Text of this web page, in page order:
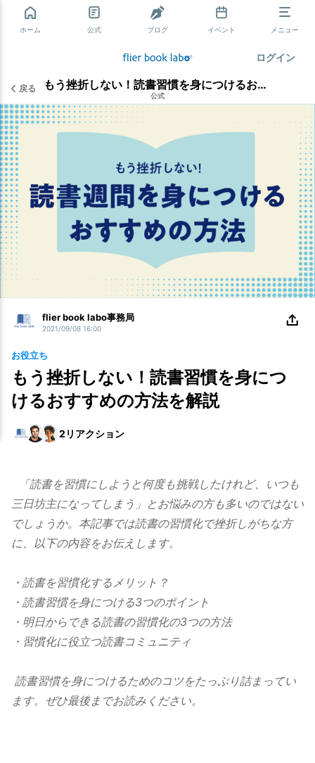
ホーム 公式 ブログ イベント メニュー
ログイン
戻る もう挫折しない！読書習慣を身につけるおすすめの方法を解説
公式
flier book labo事務局
2021/09/08 16:00
お役立ち
もう挫折しない！読書習慣を身につ
けるおすすめの方法を解説
2 リアクション
「読書を習慣にしようと何度も挑戦したけれど、いつも
三日坊主になってしまう」とお悩みの方も多いのではない
でしょうか。本記事では読書の習慣化で挫折しがちな方
に、以下の内容をお伝えします。
・読書を習慣化するメリット？
・読書習慣を身につける3つのポイント
・明日からできる読書の習慣化の3つの方法
・習慣化に役立つ読書コミュニティ
読書習慣を身につけるためのコツをたっぷり詰まってい
ます。ぜひ最後までお読みください。